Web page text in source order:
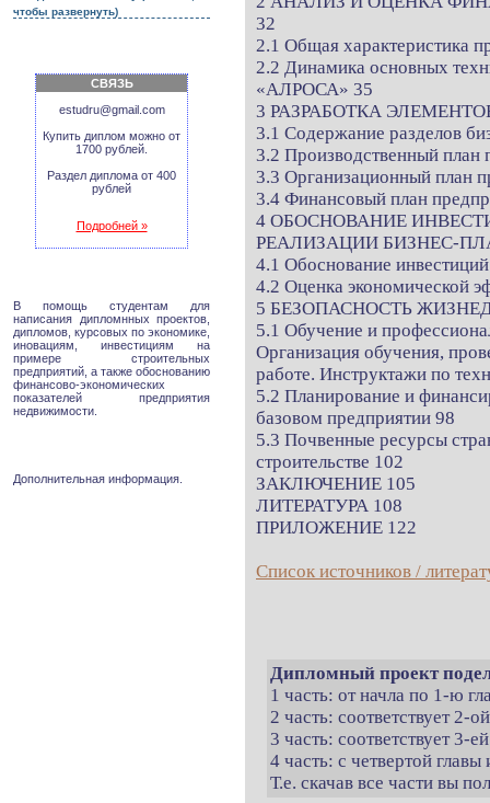
чтобы развернуть)
СВЯЗЬ
estudru@gmail.com
Купить диплом можно от
1700 рублей.
Раздел диплома от 400
рублей
Подробней »
В помощь студентам для
написания дипломнных проектов,
дипломов, курсовых по экономике,
иновациям, инвестициям на
примере строительных
предприятий, а также обоснованию
финансово-экономических
показателей предприятия
недвижимости.
Дополнительная информация.
32
2.1 Общая характеристика
2.2 Динамика основных
«АЛРОСА» 35
3 РАЗРАБОТКА
3.1 Содержание разделов
3.2 Производственный план
3.3 Организационный план
3.4 Финансовый план
4 ОБОСНОВАНИЕ
РЕАЛИЗАЦИИ БИЗНЕС-
4.1 Обоснование
4.2 Оценка экономической
5 БЕЗОПАСНОСТЬ
5.1 Обучение и
Организация обучения,
работе. Инструктажи по
5.2 Планирование и
базовом предприятии 98
5.3 Почвенные ресурсы
строительстве 102
ЗАКЛЮЧЕНИЕ 105
ЛИТЕРАТУРА 108
ПРИЛОЖЕНИЕ 122
Список источников /
Дипломный проект
1 часть: от начла по 1-ю
2 часть: соответствует 2-
3 часть: соответствует 3-
4 часть: с четвертой
Т.е. скачав все части вы